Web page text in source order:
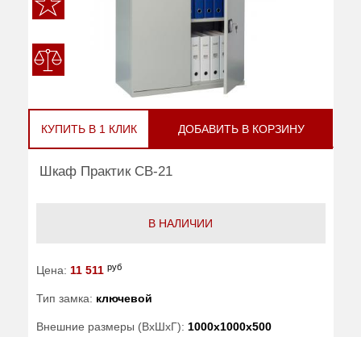
КУПИТЬ В 1 КЛИК ДОБАВИТЬ В КОРЗИНУ
Шкаф Практик CB-21
В НАЛИЧИИ
Цена: 11 511 руб
Тип замка: ключевой
Внешние размеры (ВхШхГ): 1000x1000x500